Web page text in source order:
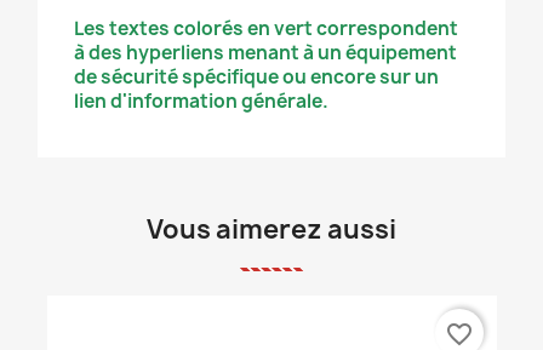
Les textes colorés en vert correspondent
à des hyperliens menant à un équipement
de sécurité spécifique ou encore sur un
lien d'information générale.
Vous aimerez aussi
favorite_border